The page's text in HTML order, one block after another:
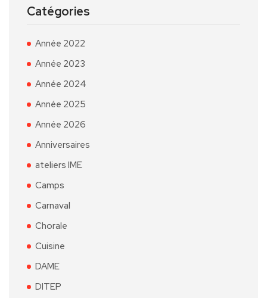
Catégories
Année 2022
Année 2023
Année 2024
Année 2025
Année 2026
Anniversaires
ateliers IME
Camps
Carnaval
Chorale
Cuisine
DAME
DITEP